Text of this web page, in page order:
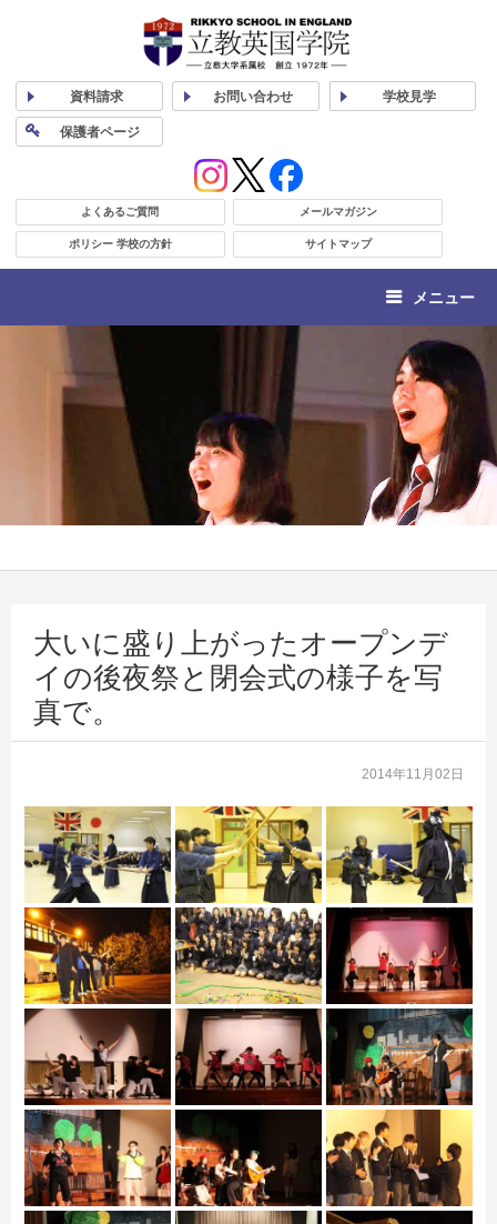
資料請求 お問い合わせ 学校見学
保護者ページ
よくあるご質問 メールマガジン
ポリシー 学校の方針 サイトマップ
メニュー
大いに盛り上がったオープンデ
イの後夜祭と閉会式の様子を写
真で。
2014年11月02日